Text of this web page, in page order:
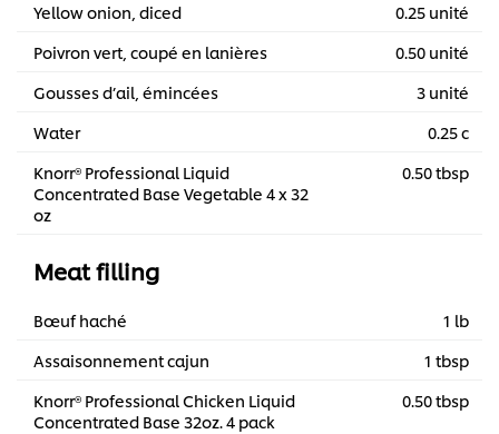
Yellow onion, diced
0.25 unité
Poivron vert, coupé en lanières
0.50 unité
Gousses d’ail, émincées
3 unité
Water
0.25 c
Knorr® Professional Liquid
Concentrated Base Vegetable 4 x 32
oz
0.50 tbsp
Meat filling
Bœuf haché
1 lb
Assaisonnement cajun
1 tbsp
Knorr® Professional Chicken Liquid
Concentrated Base 32oz. 4 pack
0.50 tbsp